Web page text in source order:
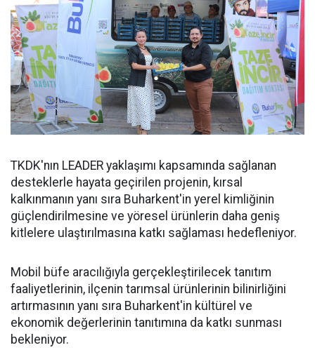
TKDK'nın LEADER yaklaşımı kapsamında sağlanan
desteklerle hayata geçirilen projenin, kırsal
kalkınmanın yanı sıra Buharkent'in yerel kimliğinin
güçlendirilmesine ve yöresel ürünlerin daha geniş
kitlelere ulaştırılmasına katkı sağlaması hedefleniyor.
Mobil büfe aracılığıyla gerçekleştirilecek tanıtım
faaliyetlerinin, ilçenin tarımsal ürünlerinin bilinirliğini
artırmasının yanı sıra Buharkent'in kültürel ve
ekonomik değerlerinin tanıtımına da katkı sunması
bekleniyor.